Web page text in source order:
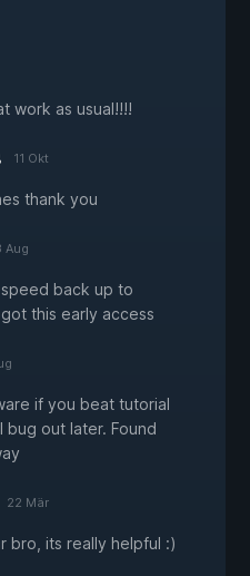
work as usual!!!!
11 Okt
thank you
Aug
back up to
this early access
if you beat tutorial
bug out later. Found
22 Mär
bro, its really helpful :)